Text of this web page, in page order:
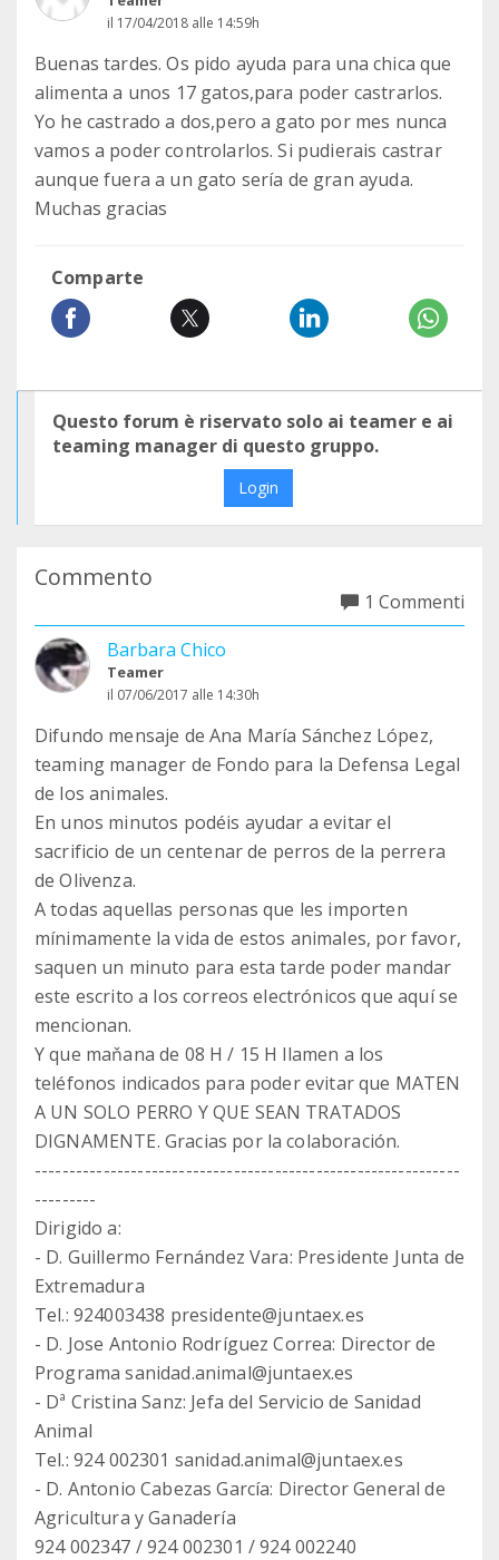
il 17/04/2018 alle 14:59h
Buenas tardes. Os pido ayuda para una chica que
alimenta a unos 17 gatos,para poder castrarlos.
Yo he castrado a dos,pero a gato por mes nunca
vamos a poder controlarlos. Si pudierais castrar
aunque fuera a un gato sería de gran ayuda.
Muchas gracias
Comparte
Questo forum è riservato solo ai teamer e ai
teaming manager di questo gruppo.
Login
Commento
1 Commenti
Barbara Chico
Teamer
il 07/06/2017 alle 14:30h
Difundo mensaje de Ana María Sánchez López,
teaming manager de Fondo para la Defensa Legal
de los animales.
En unos minutos podéis ayudar a evitar el
sacrificio de un centenar de perros de la perrera
de Olivenza.
A todas aquellas personas que les importen
mínimamente la vida de estos animales, por favor,
saquen un minuto para esta tarde poder mandar
este escrito a los correos electrónicos que aquí se
mencionan.
Y que maňana de 08 H / 15 H llamen a los
teléfonos indicados para poder evitar que MATEN
A UN SOLO PERRO Y QUE SEAN TRATADOS
DIGNAMENTE. Gracias por la colaboración.
--------------------------------------------------------------
---------
Dirigido a:
- D. Guillermo Fernández Vara: Presidente Junta de
Extremadura
Tel.: 924003438 presidente@juntaex.es
- D. Jose Antonio Rodríguez Correa: Director de
Programa sanidad.animal@juntaex.es
- Dª Cristina Sanz: Jefa del Servicio de Sanidad
Animal
Tel.: 924 002301 sanidad.animal@juntaex.es
- D. Antonio Cabezas García: Director General de
Agricultura y Ganadería
924 002347 / 924 002301 / 924 002240